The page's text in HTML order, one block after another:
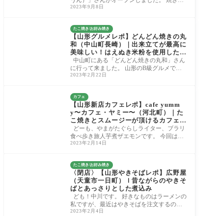
ばやカレーなどがいただけるアットホーム
2023年9月8日
たこ焼き/お好み焼き
【山形グルメレポ】どんどん焼きの丸
和（中山町長崎）｜出来立てが最高に
美味しい！はえぬき米粉を使用したモ
チモチどん焼き
中山町にある「どんどん焼きの丸和」さん
に行って来ました。 山形のB級グルメでも
あるどんどん焼きを独自にアレンジしたメ
2023年2月22日
カフェ
【山形新店カフェレポ】cafe yumm
y〜カフェ・ヤミー〜（河北町）｜た
こ焼きとスムージーが頂けるカフェが
オープンしました
どーも、やまがたぐらしライター、ブラリ
食べ歩き旅人芋煮ザエモンです。 今回は河
北町谷地嶋に新しくオープンされましたカ
2023年2月14日
たこ焼き/お好み焼き
〈閉店〉【山形やきそばレポ】広野屋
（天童市一日町）ｌ昔ながらのやきそ
ばとあっさりとした煮込み
ども！中川です。 好きなものはラーメンの
私ですが、最近はやきそばを注文するのが
マイブームです。 やきそばでは醤油、ソー
2023年2月4日